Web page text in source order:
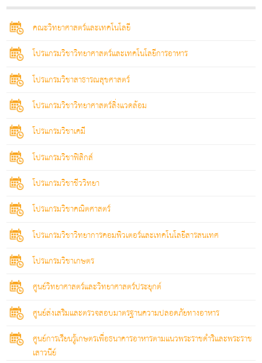
คณะวิทยาศาสตร์และเทคโนโลยี
โปรแกรมวิชาวิทยาศาสตร์และเทคโนโลยีการอาหาร
โปรแกรมวิชาสาธารณสุขศาสตร์
โปรแกรมวิชาวิทยาศาสตร์สิ่งแวดล้อม
โปรแกรมวิชาเคมี
โปรแกรมวิชาฟิสิกส์
โปรแกรมวิชาชีววิทยา
โปรแกรมวิชาคณิตศาสตร์
โปรแกรมวิชาวิทยาการคอมพิวเตอร์และเทคโนโลยีสารสนเทศ
โปรแกรมวิชาเกษตร
ศูนย์วิทยาศาสตร์และวิทยาศาสตร์ประยุกต์
ศูนย์ส่งเสริมและตรวจสอบมาตรฐานความปลอดภัยทางอาหาร
ศูนย์การเรียนรู้เกษตรเพื่อธนาคารอาหารตามแนวพระราชดำริและพระราช
เสาวนีย์